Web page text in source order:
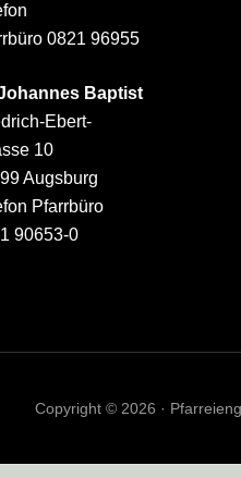
0821 96955
Baptist
Ebert-
10
Augsburg
Pfarrbüro
90653-0
Copyright © 2026 ·